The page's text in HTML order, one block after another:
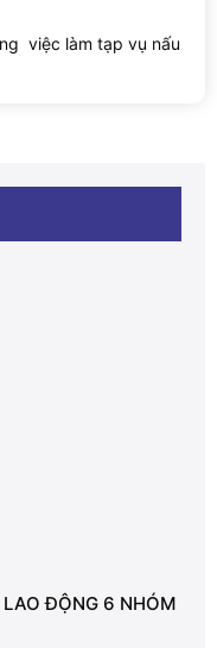
việc làm tạp vụ nấu
ĐỘNG 6 NHÓM